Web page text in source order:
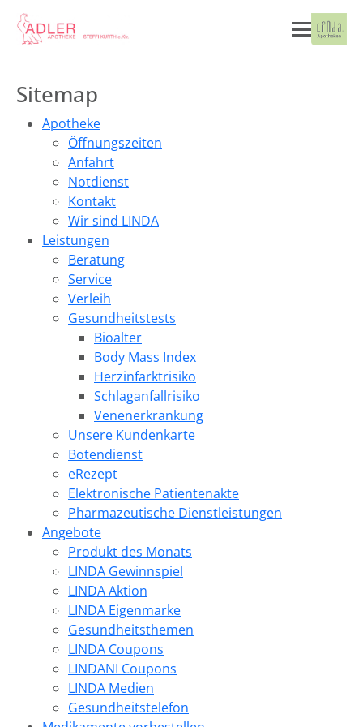
Sitemap
Apotheke
Öffnungszeiten
Anfahrt
Notdienst
Kontakt
Wir sind LINDA
Leistungen
Beratung
Service
Verleih
Gesundheitstests
Bioalter
Body Mass Index
Herzinfarktrisiko
Schlaganfallrisiko
Venenerkrankung
Unsere Kundenkarte
Botendienst
eRezept
Elektronische Patientenakte
Pharmazeutische Dienstleistungen
Angebote
Produkt des Monats
LINDA Gewinnspiel
LINDA Aktion
LINDA Eigenmarke
Gesundheitsthemen
LINDA Coupons
LINDANI Coupons
LINDA Medien
Gesundheitstelefon